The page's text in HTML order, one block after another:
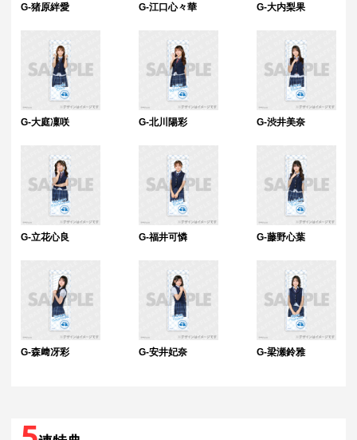
G-猪原絆愛 G-江口心々華 G-大内梨果
G-大庭凜咲 G-北川陽彩 G-渋井美奈
G-立花心良 G-福井可憐 G-藤野心葉
G-森﨑冴彩 G-安井妃奈 G-梁瀬鈴雅